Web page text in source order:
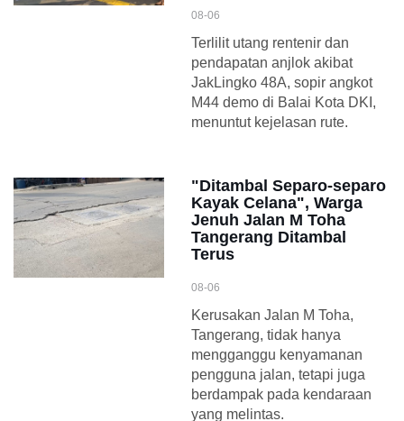
08-06
Terlilit utang rentenir dan
pendapatan anjlok akibat
JakLingko 48A, sopir angkot
M44 demo di Balai Kota DKI,
menuntut kejelasan rute.
"Ditambal Separo-separo
Kayak Celana", Warga
Jenuh Jalan M Toha
Tangerang Ditambal
Terus
08-06
Kerusakan Jalan M Toha,
Tangerang, tidak hanya
mengganggu kenyamanan
pengguna jalan, tetapi juga
berdampak pada kendaraan
yang melintas.